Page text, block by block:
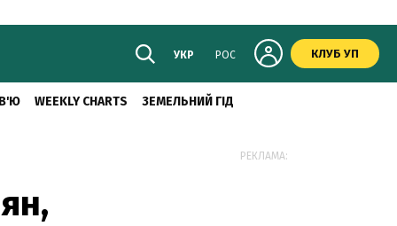
УКР РОС КЛУБ УП
WEEKLY CHARTS ЗЕМЕЛЬНИЙ ГІД
РЕКЛАМА: